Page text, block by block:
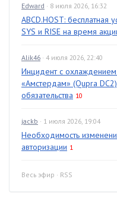
Edward · 8 июля 2026, 16:32
ABCD.HOST: бесплатная
SYS и RISE на время
Alik46 · 4 июля 2026, 22:40
Инцидент с
«Амстердам» (Qupra
обязательства 10
jackb · 1 июля 2026, 19:04
Необходимость
авторизации 1
Весь эфир · RSS